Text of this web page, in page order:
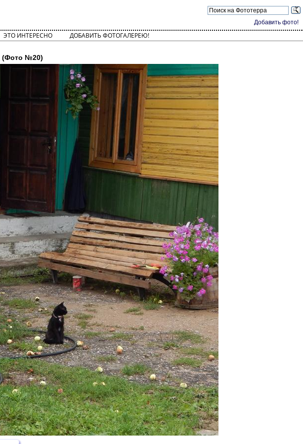
Добавить фото!
ЭТО ИНТЕРЕСНО ДОБАВИТЬ ФОТОГАЛЕРЕЮ!
(Фото №20)